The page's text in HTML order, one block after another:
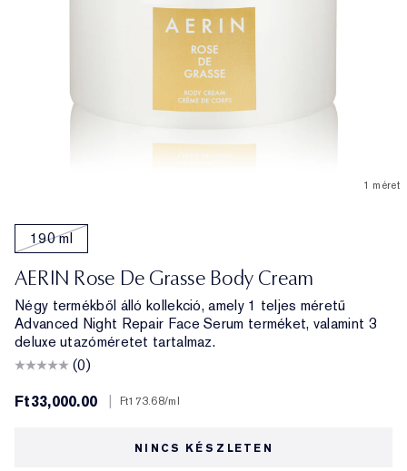
1 méret
190 ml
AERIN Rose De Grasse Body Cream
Négy termékből álló kollekció, amely 1 teljes méretű
Advanced Night Repair Face Serum terméket, valamint 3
deluxe utazóméretet tartalmaz.
(0)
Ft33,000.00
Ft173.68/ml
NINCS KÉSZLETEN